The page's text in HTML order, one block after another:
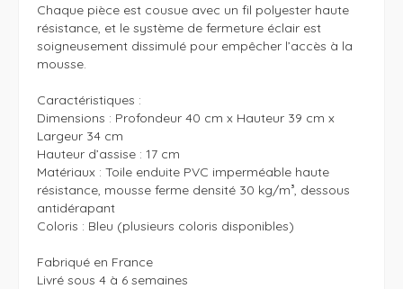
Chaque pièce est cousue avec un fil polyester haute
résistance, et le système de fermeture éclair est
soigneusement dissimulé pour empêcher l’accès à la
mousse.
Caractéristiques :
Dimensions : Profondeur 40 cm x Hauteur 39 cm x
Largeur 34 cm
Hauteur d’assise : 17 cm
Matériaux : Toile enduite PVC imperméable haute
résistance, mousse ferme densité 30 kg/m³, dessous
antidérapant
Coloris : Bleu (plusieurs coloris disponibles)
Fabriqué en France
Livré sous 4 à 6 semaines